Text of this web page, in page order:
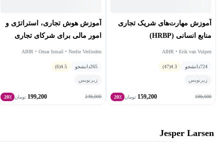
آموزش مهارت‌های شریک تجاری
منابع انسانی (HRBP)
AIHR • Erik van Vulpen
724دانشجو 4.3
(47)
زیرنویس
199,000
159,200 تومان 20٪
آموزش هوش تجاری، استراتژی و
امور مالی برای شرکای تجاری
AIHR • Omar Ismail • Neelie Verlinden
265دانشجو 4.5
(6)
زیرنویس
249,000
199,200 تومان 20٪
Jesper Larsen